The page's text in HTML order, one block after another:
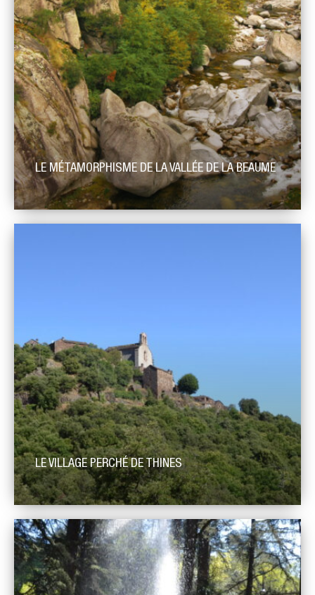
cristalline et schisteuse (frange nord des Cévennes) avec des
[…]
LE MÉTAMORPHISME DE LA VALLÉE DE LA BEAUME
Une grande partie de la structuration de la chaîne hercynienne
est représentée à travers un cheminement le long de la vallée
LE VILLAGE PERCHÉ DE THINES
Le village de Thines est un village remarquable situé sur un
promontoire rocheux, d’où il domine toute la vallée de la
Thines. Cette dernière, présente une grande diversité
géologique. L’architecture du village est un exemple de
l’utilisation de la variété géologique des roches, notamment